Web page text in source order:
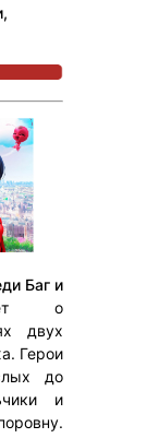
Баг и
о
двух
Герои
до
и